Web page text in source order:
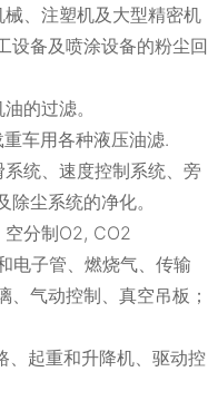
、注塑机及大型精密机
设备及喷涂设备的粉尘回
的过滤。
车用各种液压油滤.
统、速度控制系统、旁
尘系统的净化。
分制O2, CO2
电子管、燃烧气、传输
、气动控制、真空吊板；
、起重和升降机、驱动控